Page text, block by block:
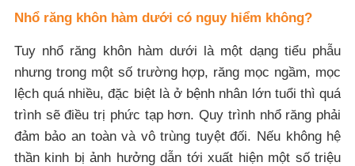
Nhổ răng khôn hàm dưới có nguy hiểm không?
Tuy nhổ răng khôn hàm dưới là một dạng tiểu phẫu
nhưng trong một số trường hợp, răng mọc ngầm, mọc
lệch quá nhiều, đặc biệt là ở bệnh nhân lớn tuổi thì quá
trình sẽ điều trị phức tạp hơn. Quy trình nhổ răng phải
đảm bảo an toàn và vô trùng tuyệt đối. Nếu không hệ
thần kinh bị ảnh hưởng dẫn tới xuất hiện một số triệu